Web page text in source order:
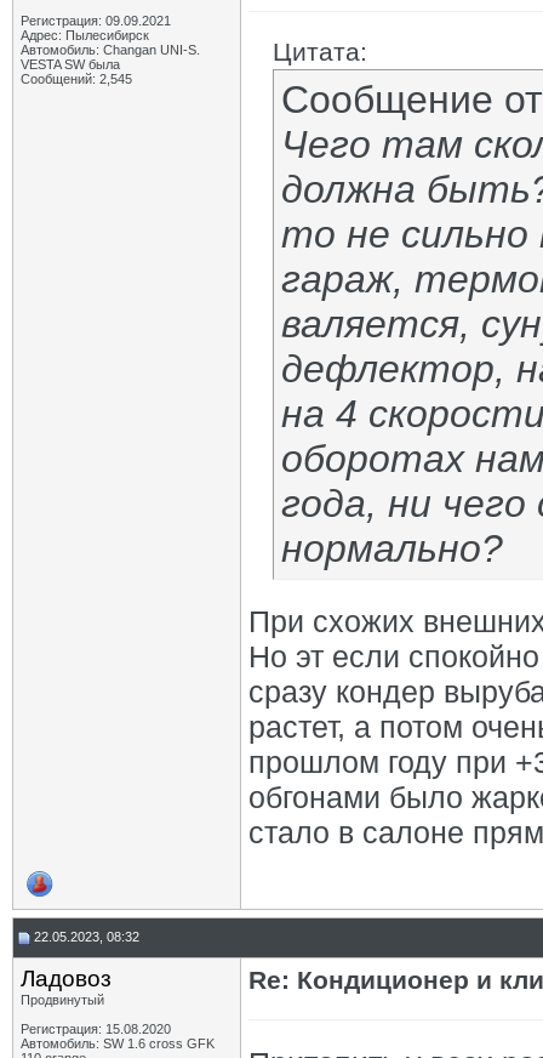
Регистрация: 09.09.2021
Адрес: Пылесибирск
Автомобиль: Changan UNI-S.
VESTA SW была
Сообщений: 2,545
Цитата:
Сообщение
Чего там
должна
то не сильно
гараж,
валяется,
дефлектор,
на 4
оборотах
года, ни чего
нормально?
При схожих
Но эт если
сразу кондер
растет, а потом
прошлом году при
обгонами было
стало в салоне
22.05.2023, 08:32
Ладовоз
Продвинутый
Регистрация: 15.08.2020
Автомобиль: SW 1.6 cross GFK
Re: Кондиционер и